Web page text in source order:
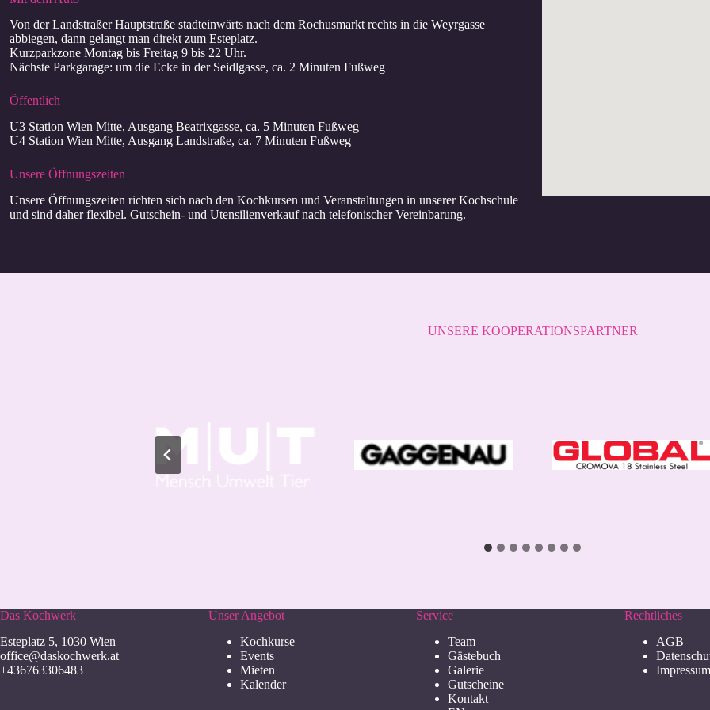
Von der Landstraßer Hauptstraße stadteinwärts nach dem Rochusmarkt rechts in die Weyrgasse
abbiegen, dann gelangt man direkt zum Esteplatz.
Kurzparkzone Montag bis Freitag 9 bis 22 Uhr.
Nächste Parkgarage: um die Ecke in der Seidlgasse, ca. 2 Minuten Fußweg
Öffentlich
U3 Station Wien Mitte, Ausgang Beatrixgasse, ca. 5 Minuten Fußweg
U4 Station Wien Mitte, Ausgang Landstraße, ca. 7 Minuten Fußweg
Unsere Öffnungszeiten
Unsere Öffnungszeiten richten sich nach den Kochkursen und Veranstaltungen in unserer Kochschule
und sind daher flexibel. Gutschein- und Utensilienverkauf nach telefonischer Vereinbarung.
UNSERE KOOPERATIONSPARTNER
Das Kochwerk
Esteplatz 5, 1030 Wien
office@daskochwerk.at
+436763306483
Unser Angebot
Kochkurse
Events
Mieten
Kalender
Service
Team
Gästebuch
Galerie
Gutscheine
Kontakt
Rechtliches
AGB
Impressum